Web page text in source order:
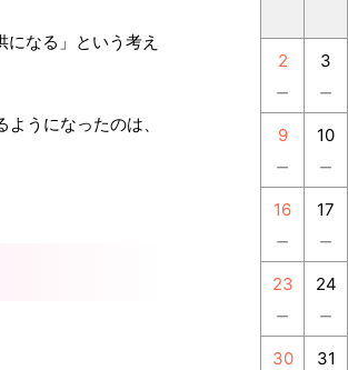
なる」という考え
うになったのは、
2
－
3
－
9
－
10
－
16
－
17
－
23
－
24
－
30 31